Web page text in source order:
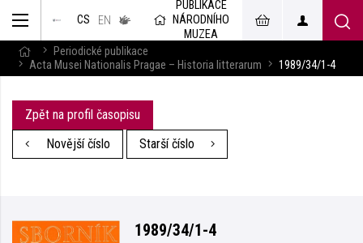
CS EN
v českém
jazyce
PUBLIKACE
NÁRODNÍHO
MUZEA
Periodické publikace
Acta Musei Nationalis Pragae – Historia litterarum
1989/34/1-4
Zpět na profil časopisu
Novější číslo
Starší číslo
1989/34/1-4